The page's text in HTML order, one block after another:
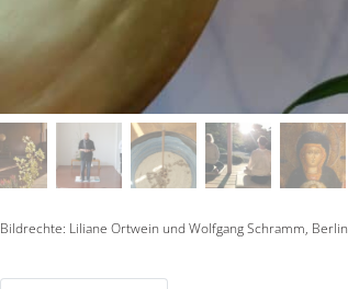
Bildrechte: Liliane Ortwein und Wolfgang Schramm, Berlin